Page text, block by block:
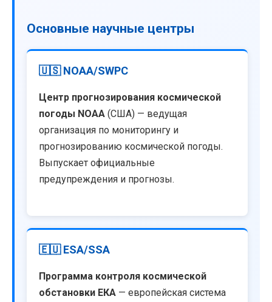
Основные научные центры
🇺🇸 NOAA/SWPC
Центр прогнозирования космической
погоды NOAA (США) — ведущая
организация по мониторингу и
прогнозированию космической погоды.
Выпускает официальные
предупреждения и прогнозы.
🇪🇺 ESA/SSA
Программа контроля космической
обстановки ЕКА — европейская система